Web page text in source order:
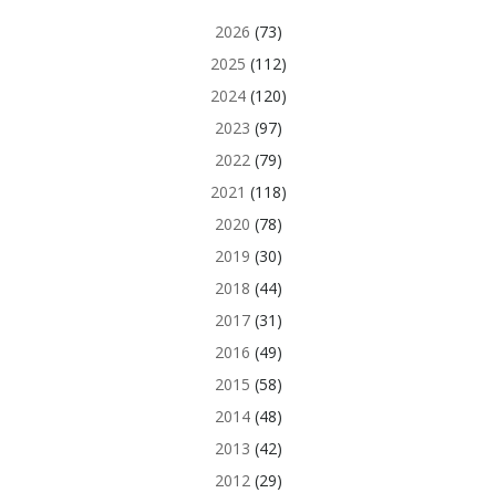
2026 (73)
2025 (112)
2024(120)
2023 (97)
2022(79)
2021 (118)
2020 (78)
2019 (30)
2018 (44)
2017(31)
2016 (49)
2015 (58)
2014(48)
2013 (42)
2012(29)